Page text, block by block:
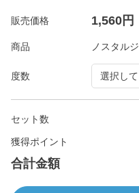
販売価格 1,560円
商品
度数
セット数
獲得ポイント
合計金額